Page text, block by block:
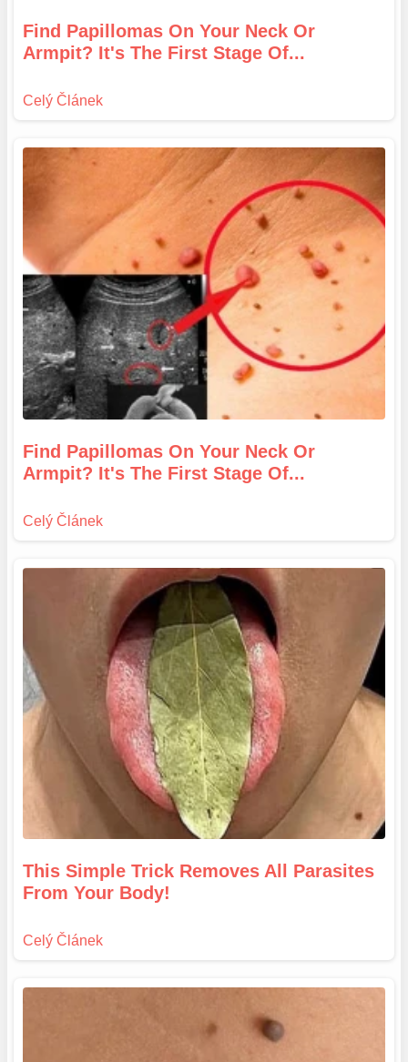
Find Papillomas On Your Neck Or
Armpit? It's The First Stage Of...
Find Papillomas On Your Neck Or
Armpit? It's The First Stage Of...
This Simple Trick Removes All Parasites
From Your Body!